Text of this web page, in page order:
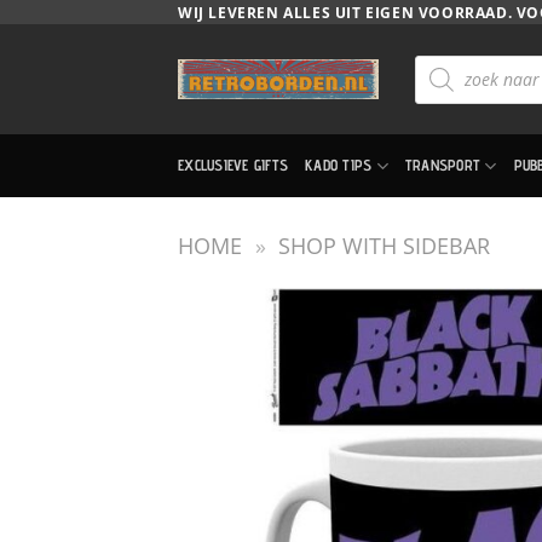
WIJ LEVEREN ALLES UIT EIGEN VOORRAAD.
Producten
zoeken
EXCLUSIEVE GIFTS KADO TIPS TRANSPORT
HOME » SHOP WITH SIDEBAR